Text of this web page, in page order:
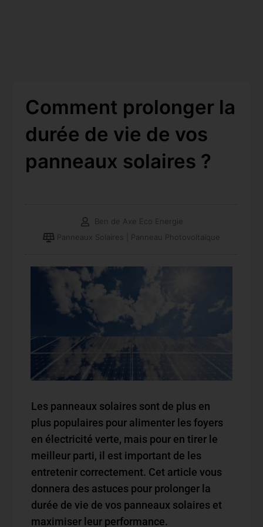
Comment prolonger la
durée de vie de vos
panneaux solaires ?
Ben de Axe Eco Energie
Panneaux Solaires | Panneau Photovoltaïque
Les panneaux solaires sont de plus en
plus populaires pour alimenter les foyers
en électricité verte, mais pour en tirer le
meilleur parti, il est important de les
entretenir correctement. Cet article vous
donnera des astuces pour prolonger la
durée de vie de vos panneaux solaires et
maximiser leur performance.